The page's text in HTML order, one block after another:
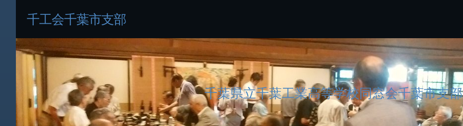
ツ
ス
キ
ッ
プ
千工会千葉市支部
千葉県立千葉工業高等学校同窓会千葉市支部